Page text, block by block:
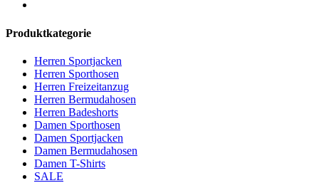
Produktkategorie
Herren Sportjacken
Herren Sporthosen
Herren Freizeitanzug
Herren Bermudahosen
Herren Badeshorts
Damen Sporthosen
Damen Sportjacken
Damen Bermudahosen
Damen T-Shirts
SALE